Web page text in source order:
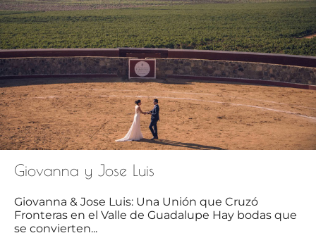
Giovanna y Jose Luis
Giovanna & Jose Luis: Una Unión que Cruzó
Fronteras en el Valle de Guadalupe Hay bodas que
se convierten...